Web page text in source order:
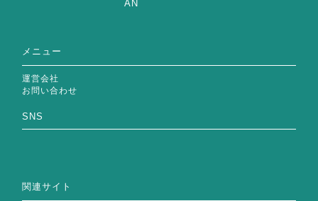
メニュー
運営会社
お問い合わせ
SNS
関連サイト